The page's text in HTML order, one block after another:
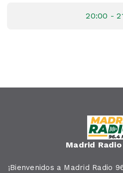
20:00 -
Madrid
¡Bienvenidos a Madrid Radio